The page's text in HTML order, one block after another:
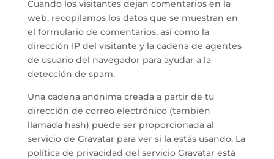
Cuando los visitantes dejan comentarios en la
web, recopilamos los datos que se muestran en
el formulario de comentarios, así como la
dirección IP del visitante y la cadena de agentes
de usuario del navegador para ayudar a la
detección de spam.
Una cadena anónima creada a partir de tu
dirección de correo electrónico (también
llamada hash) puede ser proporcionada al
servicio de Gravatar para ver si la estás usando. La
política de privacidad del servicio Gravatar está